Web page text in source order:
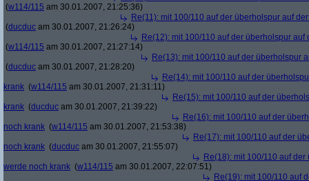
(w114/115 am 30.01.2007, 21:25:36)
Re(11): mit 100/110 auf der überholspur auf
(ducduc am 30.01.2007, 21:26:24)
Re(12): mit 100/110 auf der überholspur
(w114/115 am 30.01.2007, 21:27:14)
Re(13): mit 100/110 auf der überholspur
(ducduc am 30.01.2007, 21:28:20)
Re(14): mit 100/110 auf der
krank (w114/115 am 30.01.2007, 21:31:11)
Re(15): mit 100/110 auf der
krank (ducduc am 30.01.2007, 21:39:22)
Re(16): mit 100/110 auf der
noch krank (w114/115 am 30.01.2007, 21:53:38)
Re(17): mit 100/110 auf der
noch krank (ducduc am 30.01.2007, 21:55:07)
Re(18): mit 100/110 auf
werde noch krank (w114/115 am 30.01.2007, 22:07:51)
Re(19): mit 100/110 auf